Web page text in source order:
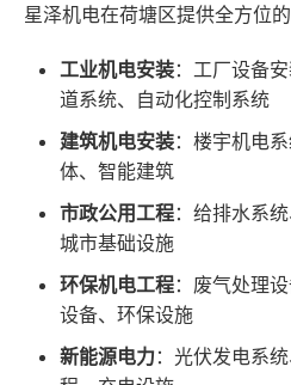
星泽机电在荷塘区提供全方位的
工业机电安装：工厂设备
道系统、自动化控制系统
建筑机电安装：楼宇机电
体、智能建筑
市政公用工程：给排水系
城市基础设施
环保机电工程：废气处理
设备、环保设施
新能源电力：光伏发电系